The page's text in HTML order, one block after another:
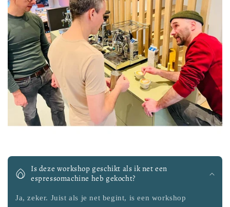
Is deze workshop geschikt als ik net een
espressomachine heb gekocht?
Ja, zeker. Juist als je net begint, is een workshop